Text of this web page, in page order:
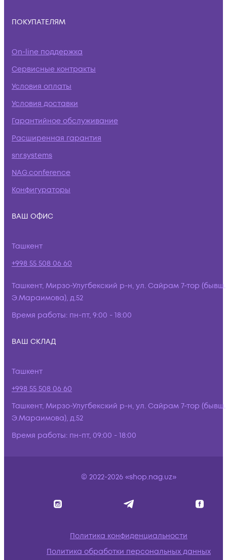
ПОКУПАТЕЛЯМ
On-line поддержка
Сервисные контракты
Условия оплаты
Условия доставки
Гарантийное обслуживание
Расширенная гарантия
snr.systems
NAG.conference
Конфигураторы
ВАШ ОФИС
Ташкент
+998 55 508 06 60
Ташкент, Мирзо-Улугбекский р-н, ул. Сайрам 7-тор (бывш.
Э.Мараимова), д.52
Время работы: пн-пт, 9:00 - 18:00
ВАШ СКЛАД
Ташкент
+998 55 508 06 60
Ташкент, Мирзо-Улугбекский р-н, ул. Сайрам 7-тор (бывш.
Э.Мараимова), д.52
Время работы: пн-пт, 09:00 - 18:00
© 2022-2026 «shop.nag.uz»
Политика конфиденциальности
Политика обработки персональных данных